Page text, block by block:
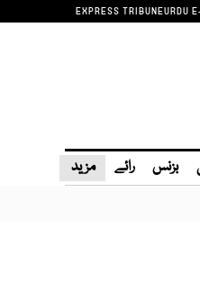
EXPRESS TRIBUNEURDU
بزنس رائے مزید